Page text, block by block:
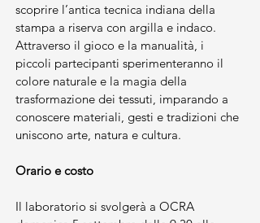
scoprire l’antica tecnica indiana della
stampa a riserva con argilla e indaco.
Attraverso il gioco e la manualità, i
piccoli partecipanti sperimenteranno il
colore naturale e la magia della
trasformazione dei tessuti, imparando a
conoscere materiali, gesti e tradizioni che
uniscono arte, natura e cultura.
Orario e costo
Il laboratorio si svolgerà a OCRA